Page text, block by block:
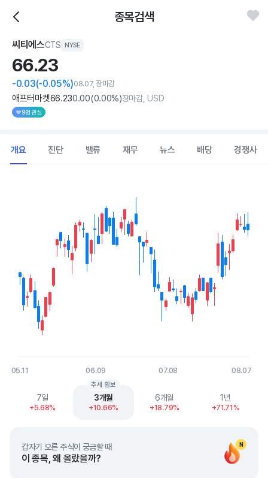
종목검색
씨티에스CTS NYSE
66.23
-0.03(-0.05%)08.07, 장마감
애프터마켓66.230.00(0.00%)장마감, USD
9명 관심
개요 진단 밸류 재무 뉴스 배당 경쟁사
The chart has 1 X axis displaying Time. Data ranges from
The chart has 1 Y axis displaying values. Data ranges from 55.57
05.11 06.09 07.08 08.07
End of interactive chart.
7일
+5.68%
3개월
+10.66%
추세 횡보
6개월
+18.79%
1년
+71.71%
N
갑자기 오른 주식이 궁금할 때
이 종목, 왜 올랐을까?